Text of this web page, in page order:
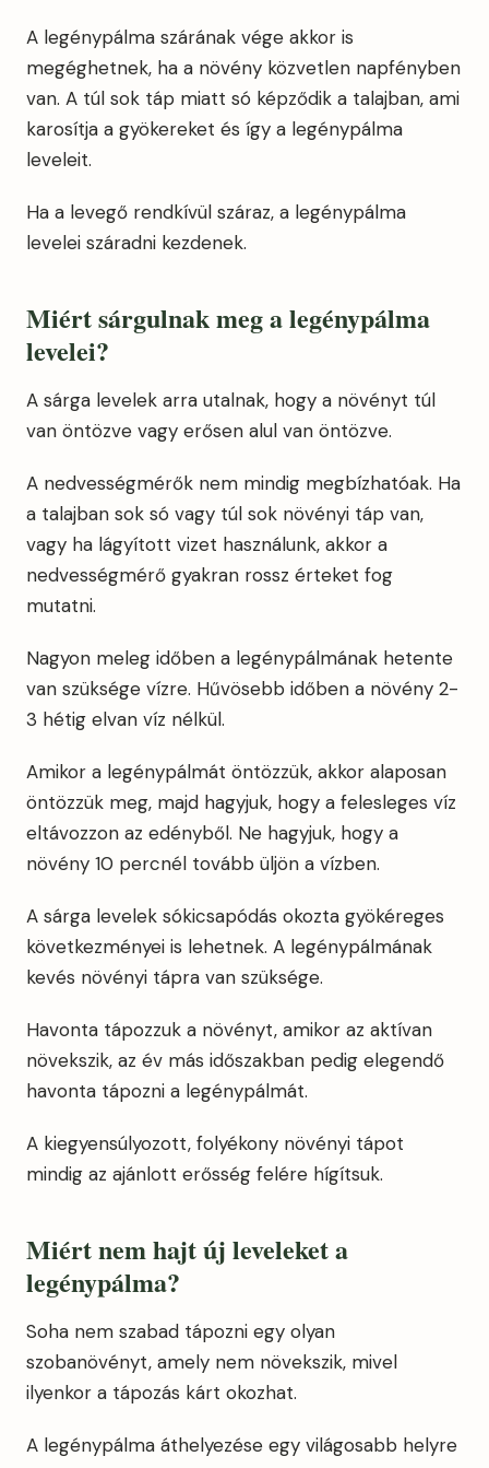
A legénypálma szárának vége akkor is
megéghetnek, ha a növény közvetlen napfényben
van. A túl sok táp miatt só képződik a talajban, ami
karosítja a gyökereket és így a legénypálma
leveleit.
Ha a levegő rendkívül száraz, a legénypálma
levelei száradni kezdenek.
Miért sárgulnak meg a legénypálma
levelei?
A sárga levelek arra utalnak, hogy a növényt túl
van öntözve vagy erősen alul van öntözve.
A nedvességmérők nem mindig megbízhatóak. Ha
a talajban sok só vagy túl sok növényi táp van,
vagy ha lágyított vizet használunk, akkor a
nedvességmérő gyakran rossz érteket fog
mutatni.
Nagyon meleg időben a legénypálmának hetente
van szüksége vízre. Hűvösebb időben a növény 2-
3 hétig elvan víz nélkül.
Amikor a legénypálmát öntözzük, akkor alaposan
öntözzük meg, majd hagyjuk, hogy a felesleges víz
eltávozzon az edényből. Ne hagyjuk, hogy a
növény 10 percnél tovább üljön a vízben.
A sárga levelek sókicsapódás okozta gyökéreges
következményei is lehetnek. A legénypálmának
kevés növényi tápra van szüksége.
Havonta tápozzuk a növényt, amikor az aktívan
növekszik, az év más időszakban pedig elegendő
havonta tápozni a legénypálmát.
A kiegyensúlyozott, folyékony növényi tápot
mindig az ajánlott erősség felére hígítsuk.
Miért nem hajt új leveleket a
legénypálma?
Soha nem szabad tápozni egy olyan
szobanövényt, amely nem növekszik, mivel
ilyenkor a tápozás kárt okozhat.
A legénypálma áthelyezése egy világosabb helyre